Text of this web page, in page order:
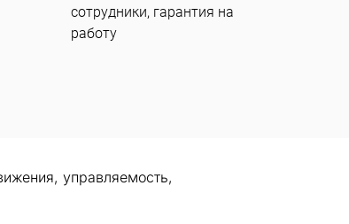
сотрудники, гарантия на
работу
управляемость,